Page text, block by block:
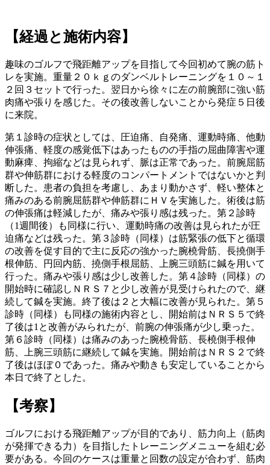
【経過と施術内容】
趣味のゴルフで飛距離アップを目指して今回初めて腕の筋ト
レを実施。重量２０ｋｇのダンベルトレーニングを１０～１
２回３セットで行った。翌日から徐々に左の前腕部に強い筋
肉痛や張りを感じた。その後改善しないことから発症５日後
に来院。
第１診時の症状としては、圧迫痛、自発痛、運動時痛、他動
伸張痛、軽度の感覚低下はあったものの手指の屈曲障害や運
動麻痺、拘縮などは見られず、脈は正常であった。前腕屈筋
群や伸筋群における軽度のコンパートメントではないかと判
断した。患者の負担を考慮し、あまり動かさず、軽い整体と
痛みのある前腕屈筋群や伸筋群にＨＶを実施した。術後は筋
の伸張痛は軽減したが、痛みや張り感は残った。第２診時
（1週間後）も同様に行い、運動時痛の改善は見られたが圧
迫痛などは残った。第３診時（同様）は筋緊張の低下と循環
の改善を促す目的で主に反応の強かった腕橈骨筋、長撓側手
根伸筋、円回内筋、撓側手根屈筋、上腕三頭筋に鍼を用いて
行った。痛みや張り感は少し改善した。第４診時（同様）の
開始時に確認しＮＲＳ７と少し改善が見受けられたので、継
続して鍼を実施。終了後は２と大幅に改善が見られた。第５
診時（同様）も同様の施術内容とし、開始前はＮＲＳ５で終
了後は1と改善がみられたが、前腕の伸張痛が少し乗った。
第６診時（同様）は痛みのあった腕橈骨筋、長橈側手根伸
筋、上腕三頭筋に継続して鍼を実施。開始前はＮＲＳ２で終
了後はほぼ０であった。痛みや動きも安定していることから
本日で終了とした。
【考察】
ゴルフにおける飛距離アップが目的であり、筋力向上（筋肉
が発揮できる力）を目指したトレーニングメニューを組む必
要がある。今回のケースは重量と回数の設定が合わず、筋肉